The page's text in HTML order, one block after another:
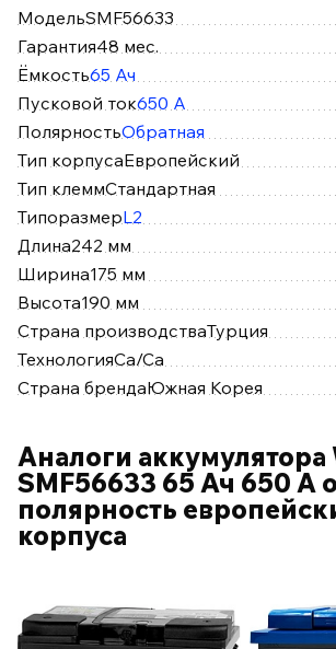
МодельSMF56633
Гарантия48 мес.
Ёмкость65 Ач
Пусковой ток650 А
ПолярностьОбратная
Тип корпусаЕвропейский
Тип клеммСтандартная
ТипоразмерL2
Длина242 мм
Ширина175 мм
Высота190 мм
Страна производстваТурция
ТехнологияCa/Ca
Страна брендаЮжная Корея
Аналоги аккумулятора
SMF56633 65 Ач 650 А
полярность
корпуса